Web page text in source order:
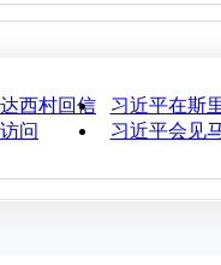
西村回信
习近平在斯
问
习近平会见